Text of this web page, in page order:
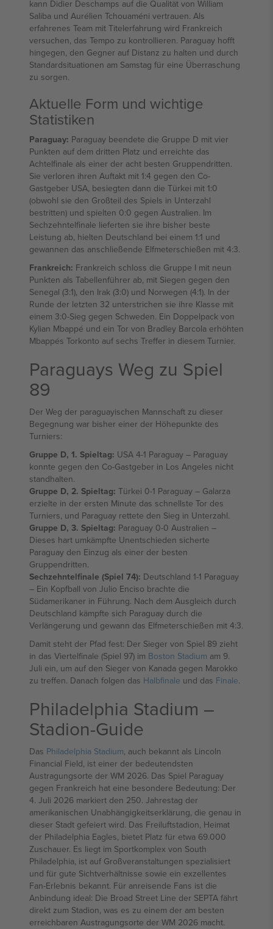
kann Didier Deschamps auf die Qualität von William
Saliba und Aurélien Tchouaméni vertrauen. Als
erfahrenes Team mit Titelerfahrung wird Frankreich
versuchen, das Tempo zu kontrollieren. Paraguay hofft
hingegen, den Gegner auf Distanz zu halten und durch
Standardsituationen am Samstag für eine Überraschung
zu sorgen.
Aktuelle Form und wichtige
Statistiken
Paraguay: Paraguay beendete die Gruppe D mit vier
Punkten auf dem dritten Platz und erreichte das
Achtelfinale als einer der acht besten Gruppendritten.
Sie verloren ihren Auftakt mit 1:4 gegen den Co-
Gastgeber USA, besiegten dann die Türkei mit 1:0
(obwohl sie den Großteil des Spiels in Unterzahl
bestritten) und spielten 0:0 gegen Australien. Im
Sechzehntelfinale lieferten sie ihre bisher beste
Leistung ab, hielten Deutschland bei einem 1:1 und
gewannen das anschließende Elfmeterschießen mit 4:3.
Frankreich: Frankreich schloss die Gruppe I mit neun
Punkten als Tabellenführer ab, mit Siegen gegen den
Senegal (3:1), den Irak (3:0) und Norwegen (4:1). In der
Runde der letzten 32 unterstrichen sie ihre Klasse mit
einem 3:0-Sieg gegen Schweden. Ein Doppelpack von
Kylian Mbappé und ein Tor von Bradley Barcola erhöhten
Mbappés Torkonto auf sechs Treffer in diesem Turnier.
Paraguays Weg zu Spiel
89
Der Weg der paraguayischen Mannschaft zu dieser
Begegnung war bisher einer der Höhepunkte des
Turniers:
Gruppe D, 1. Spieltag: USA 4-1 Paraguay – Paraguay
konnte gegen den Co-Gastgeber in Los Angeles nicht
standhalten.
Gruppe D, 2. Spieltag: Türkei 0-1 Paraguay – Galarza
erzielte in der ersten Minute das schnellste Tor des
Turniers, und Paraguay rettete den Sieg in Unterzahl.
Gruppe D, 3. Spieltag: Paraguay 0-0 Australien –
Dieses hart umkämpfte Unentschieden sicherte
Paraguay den Einzug als einer der besten
Gruppendritten.
Sechzehntelfinale (Spiel 74): Deutschland 1-1 Paraguay
– Ein Kopfball von Julio Enciso brachte die
Südamerikaner in Führung. Nach dem Ausgleich durch
Deutschland kämpfte sich Paraguay durch die
Verlängerung und gewann das Elfmeterschießen mit 4:3.
Damit steht der Pfad fest: Der Sieger von Spiel 89 zieht
in das Viertelfinale (Spiel 97) im Boston Stadium am 9.
Juli ein, um auf den Sieger von Kanada gegen Marokko
zu treffen. Danach folgen das Halbfinale und das Finale.
Philadelphia Stadium –
Stadion-Guide
Das Philadelphia Stadium, auch bekannt als Lincoln
Financial Field, ist einer der bedeutendsten
Austragungsorte der WM 2026. Das Spiel Paraguay
gegen Frankreich hat eine besondere Bedeutung: Der
4. Juli 2026 markiert den 250. Jahrestag der
amerikanischen Unabhängigkeitserklärung, die genau in
dieser Stadt gefeiert wird. Das Freiluftstadion, Heimat
der Philadelphia Eagles, bietet Platz für etwa 69.000
Zuschauer. Es liegt im Sportkomplex von South
Philadelphia, ist auf Großveranstaltungen spezialisiert
und für gute Sichtverhältnisse sowie ein exzellentes
Fan-Erlebnis bekannt. Für anreisende Fans ist die
Anbindung ideal: Die Broad Street Line der SEPTA fährt
direkt zum Stadion, was es zu einem der am besten
erreichbaren Austragungsorte der WM 2026 macht.